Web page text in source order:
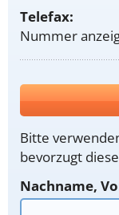
Telefax:
Nummer
Bitte
bevorzugt
Nachname,